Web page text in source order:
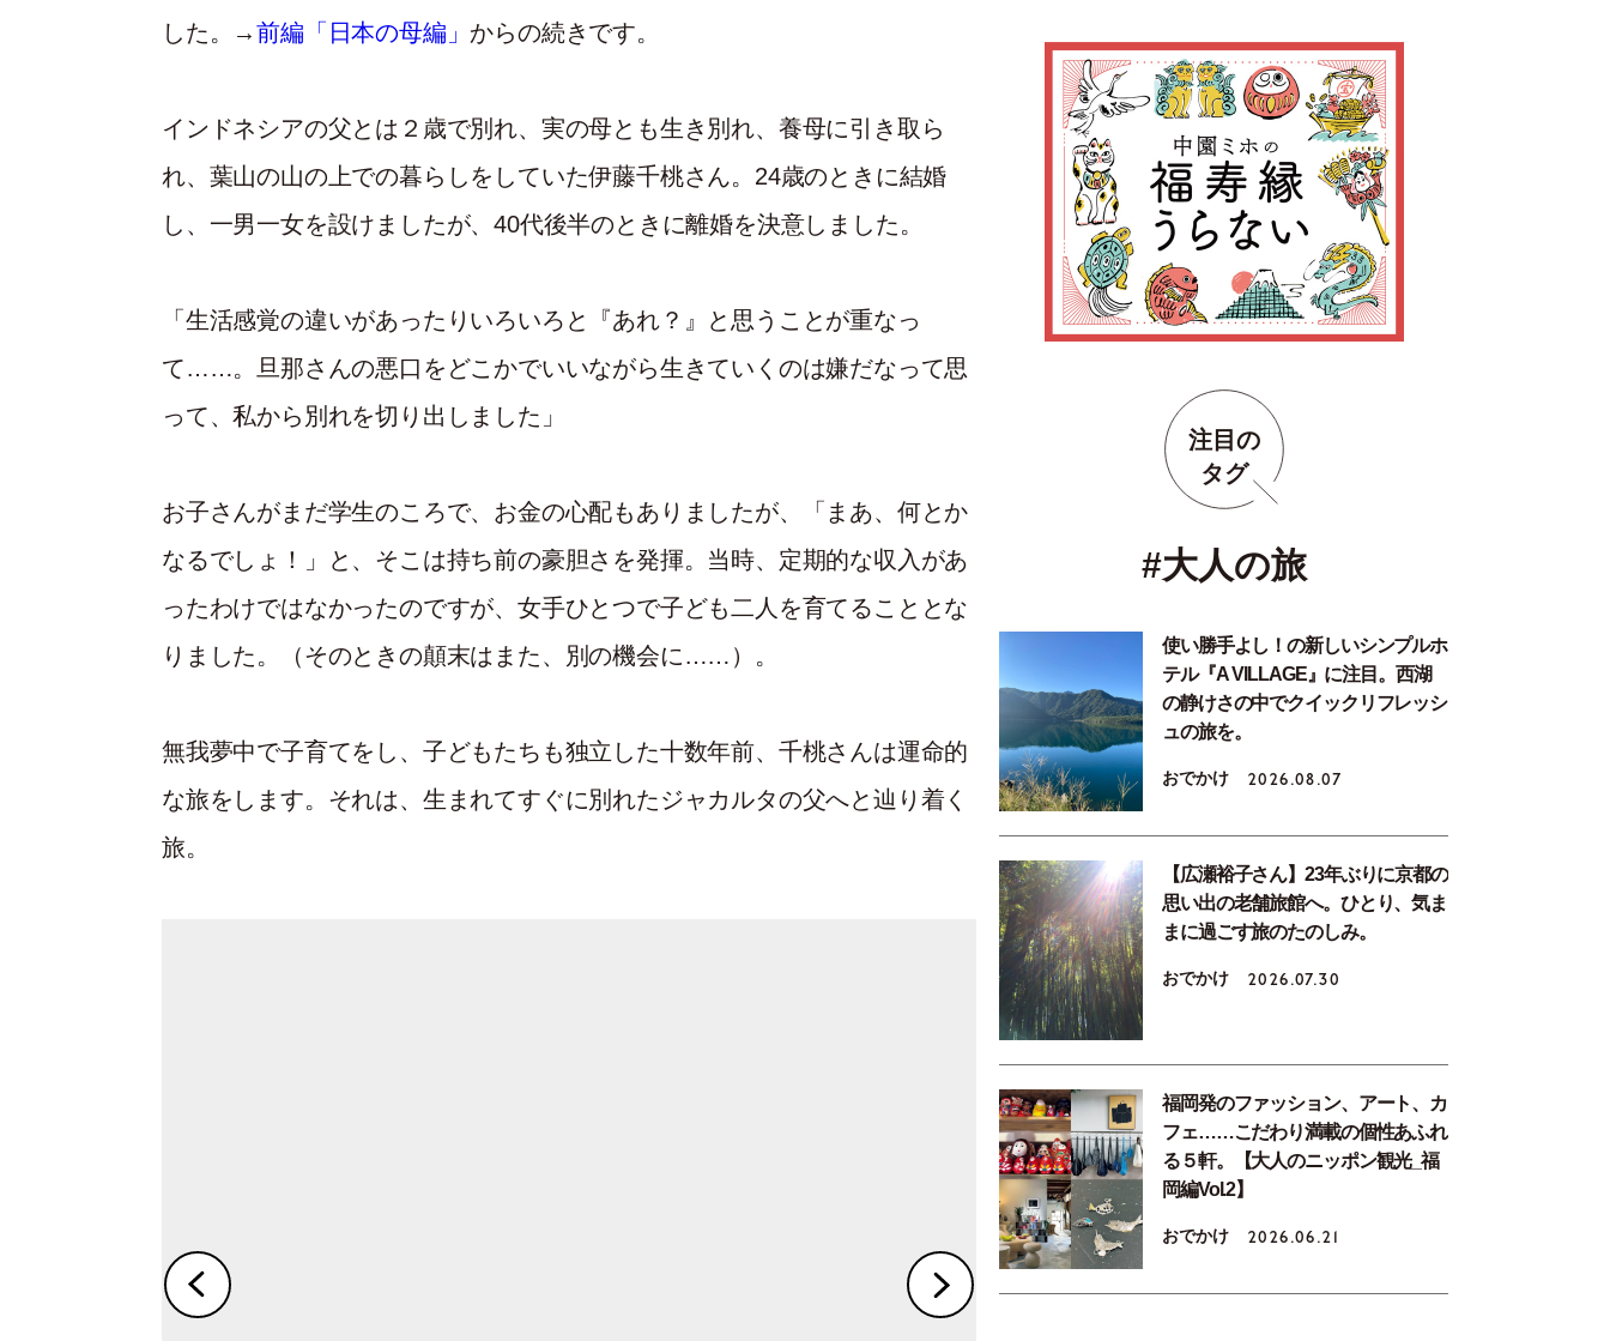
した。→前編「日本の母編」 からの続きです。
インドネシアの父とは２歳で別れ、実の母とも生き別れ、養母に引き取ら
れ、葉山の山の上での暮らしをしていた伊藤千桃さん。24歳のときに結婚
し、一男一女を設けましたが、40代後半のときに離婚を決意しました。
「生活感覚の違いがあったりいろいろと『あれ？』と思うことが重なっ
て……。旦那さんの悪口をどこかでいいながら生きていくのは嫌だなって思
って、私から別れを切り出しました」
お子さんがまだ学生のころで、お金の心配もありましたが、「まあ、何とか
なるでしょ！」と、そこは持ち前の豪胆さを発揮。当時、定期的な収入があ
ったわけではなかったのですが、女手ひとつで子ども二人を育てることとな
りました。（そのときの顛末はまた、別の機会に……）。
無我夢中で子育てをし、子どもたちも独立した十数年前、千桃さんは運命的
な旅をします。それは、生まれてすぐに別れたジャカルタの父へと辿り着く
旅。
注目の
タグ
#大人の旅
使い勝手よし！の新しいシンプルホ
テル『A VILLAGE』に注目。西湖
の静けさの中でクイックリフレッシ
ュの旅を。
おでかけ 2026.08.07
【広瀬裕子さん】23年ぶりに京都の
思い出の老舗旅館へ。ひとり、気ま
まに過ごす旅のたのしみ。
おでかけ 2026.07.30
福岡発のファッション、アート、カ
フェ……こだわり満載の個性あふれ
る５軒。【大人のニッポン観光_福
岡編Vol.2】
おでかけ 2026.06.21